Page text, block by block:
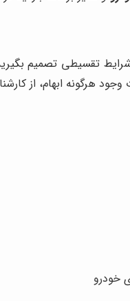
تقسیطی تصمیم
هرگونه ابهام، از